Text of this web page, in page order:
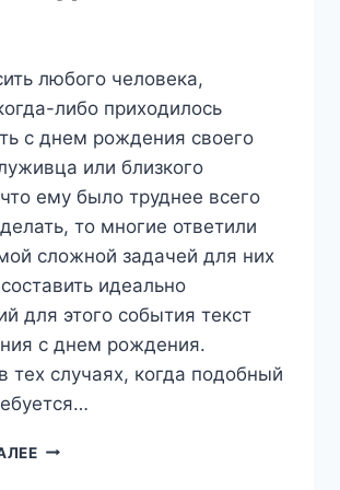
любого человека,
либо приходилось
с днем рождения своего
или близкого
ему было труднее всего
то многие ответили
сложной задачей для них
идеально
для этого события текст
с днем рождения.
тех случаях, когда подобный
ТЕКСТ